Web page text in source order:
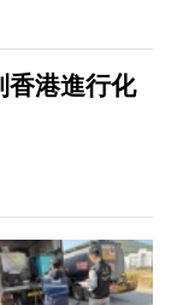
香港進行化